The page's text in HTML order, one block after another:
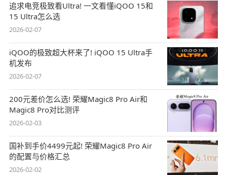
追求电竞极致看Ultra! 一文看懂iQOO 15和
15 Ultra怎么选
2026-02-07
iQOO的极致超大杯来了! iQOO 15 Ultra手
机发布
2026-02-07
200元差价怎么选! 荣耀Magic8 Pro Air和
Magic8 Pro对比测评
2026-02-03
国补到手价4499元起! 荣耀Magic8 Pro Air
的配置与价格汇总
2026-02-02